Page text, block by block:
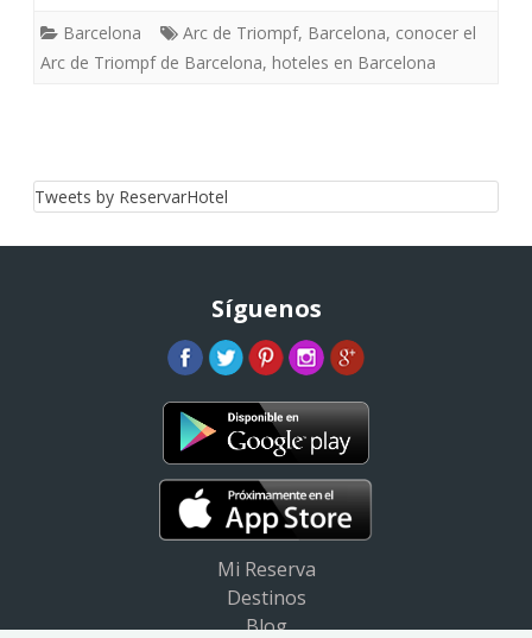
Barcelona Arc de Triompf, Barcelona, conocer el
Arc de Triompf de Barcelona, hoteles en Barcelona
Tweets by ReservarHotel
Síguenos
Mi Reserva
Destinos
Blog